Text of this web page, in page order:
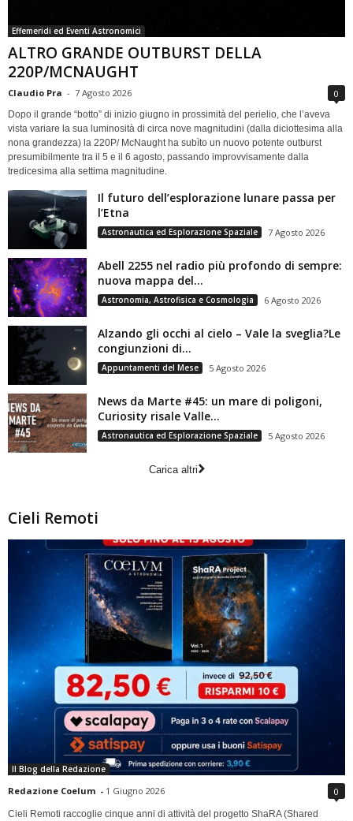
Effemeridi ed Eventi Astronomici
ALTRO GRANDE OUTBURST DELLA
220P/MCNAUGHT
Claudio Pra - 7 Agosto 2026 0
Dopo il grande “botto” di inizio giugno in prossimità del perielio, che l’aveva
vista variare la sua luminosità di circa nove magnitudini (dalla diciottesima alla
nona grandezza) la 220P/ McNaught ha subìto un nuovo potente outburst
presumibilmente tra il 5 e il 6 agosto, passando improvvisamente dalla
tredicesima alla settima magnitudine.
Il futuro dell’esplorazione lunare passa per
l’Etna
Astronautica ed Esplorazione Spaziale 7 Agosto 2026
Abell 2255 nel radio più profondo di sempre:
nuova mappa del...
Astronomia, Astrofisica e Cosmologia 6 Agosto 2026
Alzando gli occhi al cielo – Vale la sveglia?Le
congiunzioni di...
Appuntamenti del Mese 5 Agosto 2026
News da Marte #45: un mare di poligoni,
Curiosity risale Valle...
Astronautica ed Esplorazione Spaziale 5 Agosto 2026
Carica altri
Cieli Remoti
Il Blog della Redazione
Redazione Coelum - 1 Giugno 2026 0
Cieli Remoti raccoglie cinque anni di attività del progetto ShaRA (Shared